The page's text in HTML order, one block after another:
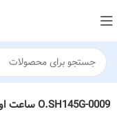
ساعت اورینتال مردانه کد O.SH145G-0009